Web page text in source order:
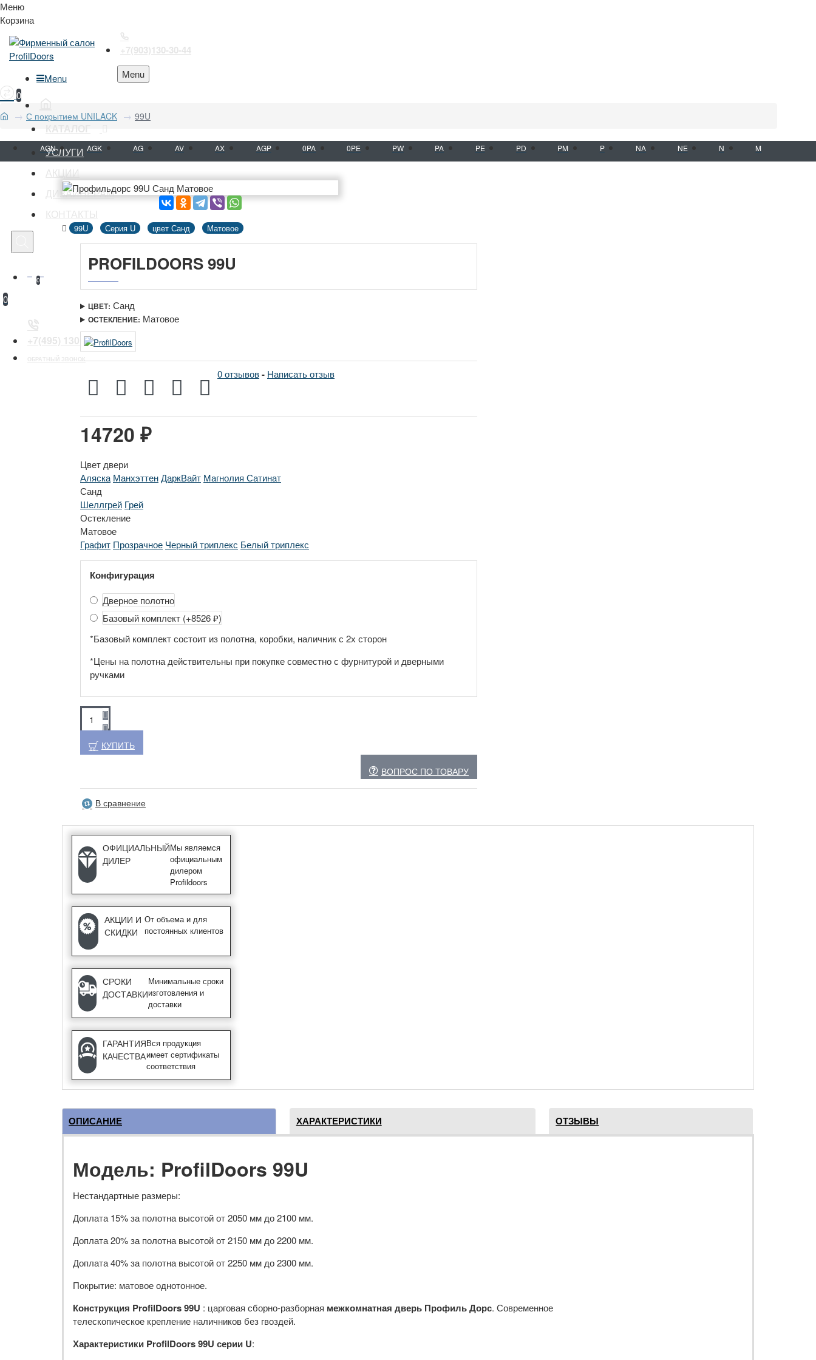
Меню
Корзина
Menu
КАТАЛОГ
УСЛУГИ
АКЦИИ
ДИЗАЙНЕРАМ
КОНТАКТЫ
0
0
+7(495) 130 30 44
ОБРАТНЫЙ ЗВОНОК
+7(903)130-30-44
Menu
0
С покрытием UNILACK 99U
AGN AGK AG AV AX AGP 0PA 0PE PW PA PE PD PM P NA NE N M
99U Серия U цвет Санд Матовое
PROFILDOORS 99U
ЦВЕТ: Санд
ОСТЕКЛЕНИЕ: Матовое
0 отзывов- Написать отзыв
14720 ₽
Цвет двери
Аляска МанхэттенДаркВайт Магнолия Сатинат
Санд
Шеллгрей Грей
Остекление
Матовое
Графит Прозрачное Черный триплекс Белый триплекс
Конфигурация
Дверное полотно
Базовый комплект (+8526 ₽)
*Базовый комплект состоит из полотна, коробки, наличник с 2х сторон
*Цены на полотна действительны при покупке совместно с фурнитурой и дверными
ручками
КУПИТЬ
ВОПРОС ПО ТОВАРУ
В сравнение
ОФИЦИАЛЬНЫЙ
ДИЛЕР
Мы являемся
официальным
дилером
Profildoors
АКЦИИ И
СКИДКИ
От объема и для
постоянных клиентов
СРОКИ
ДОСТАВКИ
Минимальные сроки
изготовления и
доставки
ГАРАНТИЯ
КАЧЕСТВА
Вся продукция
имеет сертификаты
соответствия
ОПИСАНИЕ ХАРАКТЕРИСТИКИ ОТЗЫВЫ
Модель: ProfilDoors 99U
Нестандартные размеры:
Доплата 15% за полотна высотой от 2050 мм до 2100 мм.
Доплата 20% за полотна высотой от 2150 мм до 2200 мм.
Доплата 40% за полотна высотой от 2250 мм до 2300 мм.
Покрытие: матовое однотонное.
Конструкция ProfilDoors 99U : царговая сборно-разборная межкомнатная дверь Профиль Дорс. Современное
телескопическое крепление наличников без гвоздей.
Характеристики ProfilDoors 99U серии U: